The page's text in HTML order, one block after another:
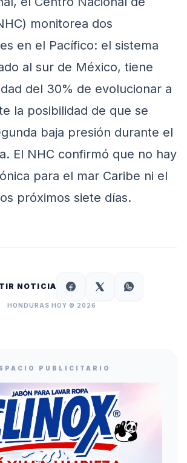
monitorea dos
en el Pacífico: el sistema
al sur de México, tiene
del 30% de evolucionar a
la posibilidad de que se
baja presión durante el
El NHC confirmó que no hay
para el mar Caribe ni el
próximos siete días.
NOTICIA
HONDURAS HOY © 2026
PUBLICITARIO